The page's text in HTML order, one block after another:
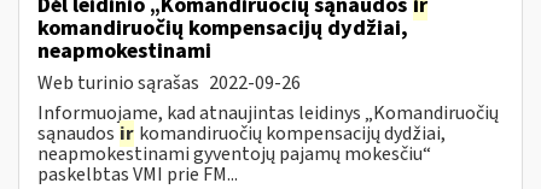
komandiruočių kompensacijų dydžiai,
neapmokestinami
Web turinio sąrašas 2022-09-26
Informuojame, kad atnaujintas leidinys „Komandiruočių
sąnaudos ir komandiruočių kompensacijų dydžiai,
neapmokestinami gyventojų pajamų mokesčiu“
paskelbtas VMI prie FM...